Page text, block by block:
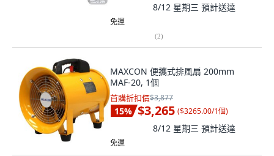
8/12 星期三 預計送達
免運
(2)
MAXCON 便攜式排風扇 200mm
MAF-20, 1個
首購折扣價$3,877
15% $3,265 ($3265.00/1個)
8/12 星期三 預計送達
免運